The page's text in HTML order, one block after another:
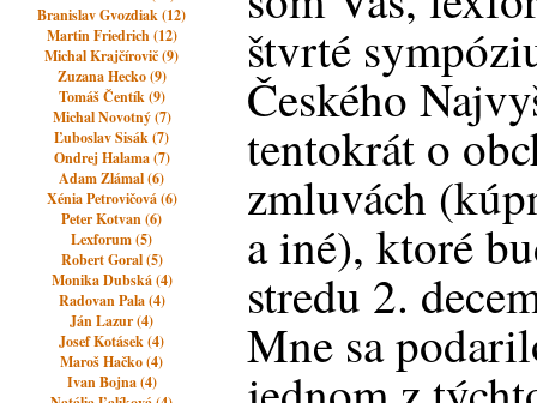
Branislav Gvozdiak (12)
Martin Friedrich (12)
Michal Krajčírovič (9)
Zuzana Hecko (9)
Tomáš Čentík (9)
Michal Novotný (7)
Ľuboslav Sisák (7)
Ondrej Halama (7)
Adam Zlámal (6)
Xénia Petrovičová (6)
Peter Kotvan (6)
Lexforum (5)
Robert Goral (5)
Monika Dubská (4)
Radovan Pala (4)
Ján Lazur (4)
Josef Kotásek (4)
Maroš Hačko (4)
Ivan Bojna (4)
štvrté
Českého
tentokrát o
zmluvách
a iné), ktoré
stredu 2.
Mne sa